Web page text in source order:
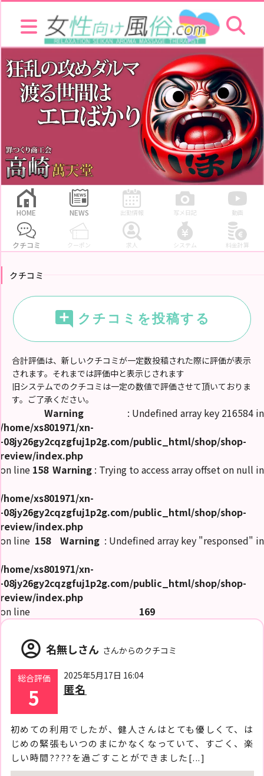
高崎萬天堂に投稿された口コミ一覧のページ 女性向け風俗.com
HOME NEWS 出勤情報 写メ日記 動画
クチコミ クーポン 求人 システム 料金計算
クチコミ
add_comment クチコミを投稿する
合計評価は、新しいクチコミが一定数投稿された際に評価が表示
されます。それまでは評価中と表示じされます
旧システムでのクチコミは一定の数値で評価させて頂いておりま
す。ご了承ください。
Warning
: Undefined array key 216584 in
/home/xs801971/xn-
-08jy26gy2cqzgfuj1p2g.com/public_html/shop/shop-
review/index.php
on line 158 Warning : Trying to access array offset on null in
/home/xs801971/xn-
-08jy26gy2cqzgfuj1p2g.com/public_html/shop/shop-
review/index.php
on line 158 Warning : Undefined array key "responsed" in
/home/xs801971/xn-
-08jy26gy2cqzgfuj1p2g.com/public_html/shop/shop-
review/index.php
on line
169
account_circle 名無しさん さんからのクチコミ
総合評価
5
2025年5月17日 16:04
匿名
初めての利用でしたが、健人さんはとても優しくて、は
じめの緊張もいつのまにかなくなっていて、すごく、楽
しい時間????を過ごすことができました[...]
お
店
探
す
ス
ト
お
店
キ
ン
グ
セ
ピ
ス
キ
ン
グ
勤
情
報
割
引
ポ
ン
ク
チ
動
画
情
報
女
風
無
女
風
閉
じ
る